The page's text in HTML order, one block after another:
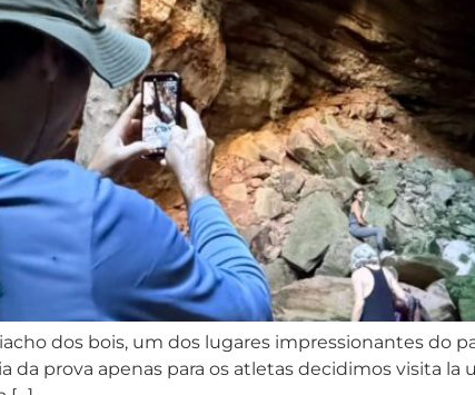
dos bois, um dos lugares impressionantes do
da prova apenas para os atletas decidimos visita